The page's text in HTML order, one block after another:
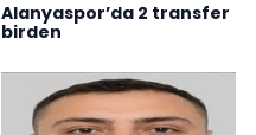
Alanyaspor’da 2 transfer
birden